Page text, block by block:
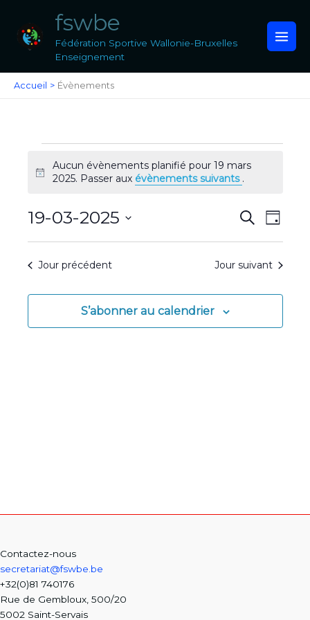
contenu
fswbe
Fédération Sportive Wallonie-Bruxelles
Enseignement
Accueil Évènements
for
2025
Notice
Aucun évènements planifié pour 19 mars
2025. Passer aux évènements suivants .
Recherche
navigation
de
Recherche
vues
Jour
19-03-2025
date.Jour précédent Jour suivant
S’abonner au calendrier
Contactez-nous
secretariat@fswbe.be
+32(0)81 740176
Rue de Gembloux, 500/20
5002 Saint-Servais